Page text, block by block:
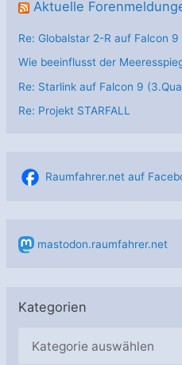
Aktuelle
Re: Globalstar 2-R auf Falcon 9
Wie beeinflusst der
Re: Starlink auf Falcon 9
Re: Projekt STARFALL
Raumfahrer.net auf
mastodon.raumfahrer.net
Kategorien